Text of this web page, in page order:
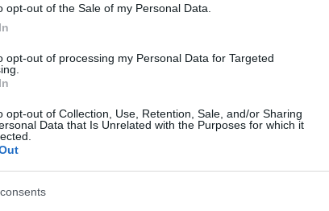
opt-out of the Sale of my Personal Data.
opt-out of processing my Personal Data for Targeted
opt-out of Collection, Use, Retention, Sale, and/or Sharing
Data that Is Unrelated with the Purposes for which it